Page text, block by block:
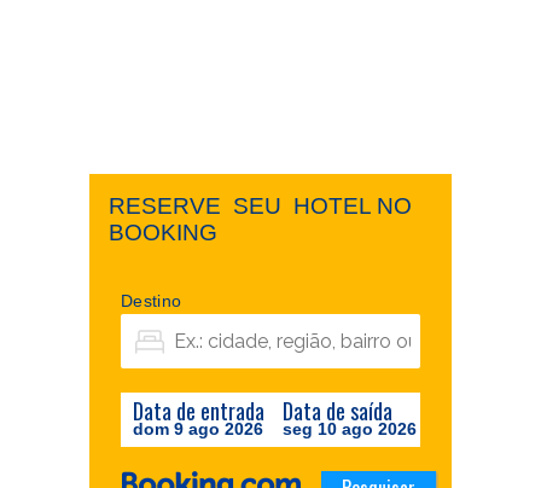
RESERVE ​ ​SEU ​ ​HOTEL NO ​ ​
BOOKING
Destino
Data de entrada
dom 9 ago 2026
Data de saída
seg 10 ago 2026